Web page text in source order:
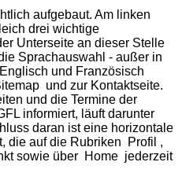
aufgebaut. Am linken
drei wichtige
Unterseite an dieser Stelle
Sprachauswahl - außer in
und Französisch
und zur Kontaktseite.
und die Termine der
informiert, läuft darunter
daran ist eine horizontale
die auf die Rubriken Profil ,
sowie über Home jederzeit